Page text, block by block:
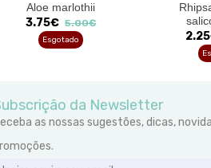
Aloe marlothii
3.75€ 5.00€
Esgotado
da Newsletter
as nossas sugestões, dicas,